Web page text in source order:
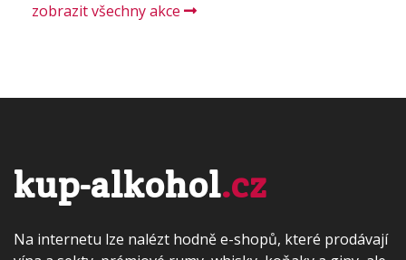
zobrazit všechny akce
kup-alkohol.cz
Na internetu lze nalézt hodně e-shopů, které prodávají